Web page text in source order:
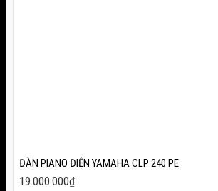
ĐÀN PIANO ĐIỆN YAMAHA CLP 240 PE
19.000.000₫